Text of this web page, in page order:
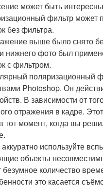
может быть
фильтр может
без фильтра.
выше было снято
нижнего фото был
с фильтром.
поляризационный
Photoshop. Он
В зависимости от
отражения в кадре.
тот момент, когда вы
используйте
объекты
безумное количество
это касается